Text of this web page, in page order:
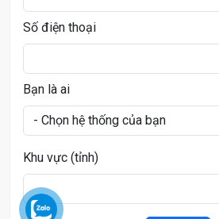
Số điện thoại
Bạn là ai
Khu vực (tỉnh)